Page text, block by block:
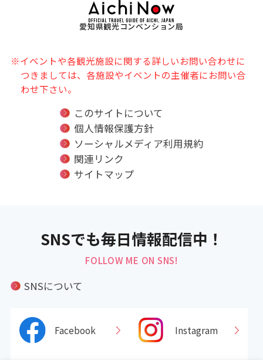
愛知県観光コンベンション局
※イベントや各観光施設に関する詳しいお問い合わせに
つきましては、各施設やイベントの主催者にお問い合
わせ下さい。
このサイトについて
個人情報保護方針
ソーシャルメディア利用規約
関連リンク
サイトマップ
SNSでも毎日情報配信中！
FOLLOW ME ON SNS!
SNSについて
Facebook Instagram